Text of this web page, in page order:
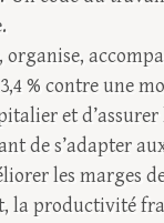
% contre une
et
de s’adapter
les marges
la productivité